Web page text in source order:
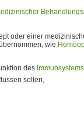
oder einer
wie
des Immunsystems
sollen,